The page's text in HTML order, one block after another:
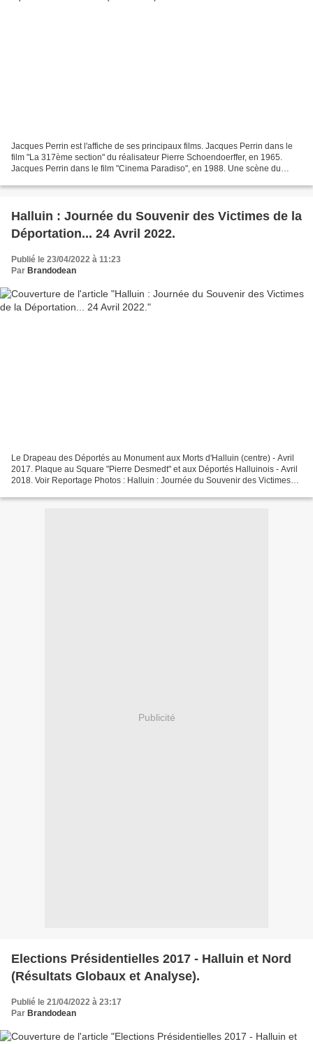
Jacques Perrin est l'affiche de ses principaux films. Jacques Perrin dans le
film "La 317ème section" du réalisateur Pierre Schoendoerffer, en 1965.
Jacques Perrin dans le film "Cinema Paradiso", en 1988. Une scène du
Halluin : Journée du Souvenir des Victimes de la
Déportation... 24 Avril 2022.
Publié le 23/04/2022 à 11:23
Par Brandodean
Le Drapeau des Déportés au Monument aux Morts d'Halluin (centre) - Avril
2017. Plaque au Square "Pierre Desmedt" et aux Déportés Halluinois - Avril
2018. Voir Reportage Photos : Halluin : Journée du Souvenir des Victimes
Publicité
Elections Présidentielles 2017 - Halluin et Nord
(Résultats Globaux et Analyse).
Publié le 21/04/2022 à 23:17
Par Brandodean